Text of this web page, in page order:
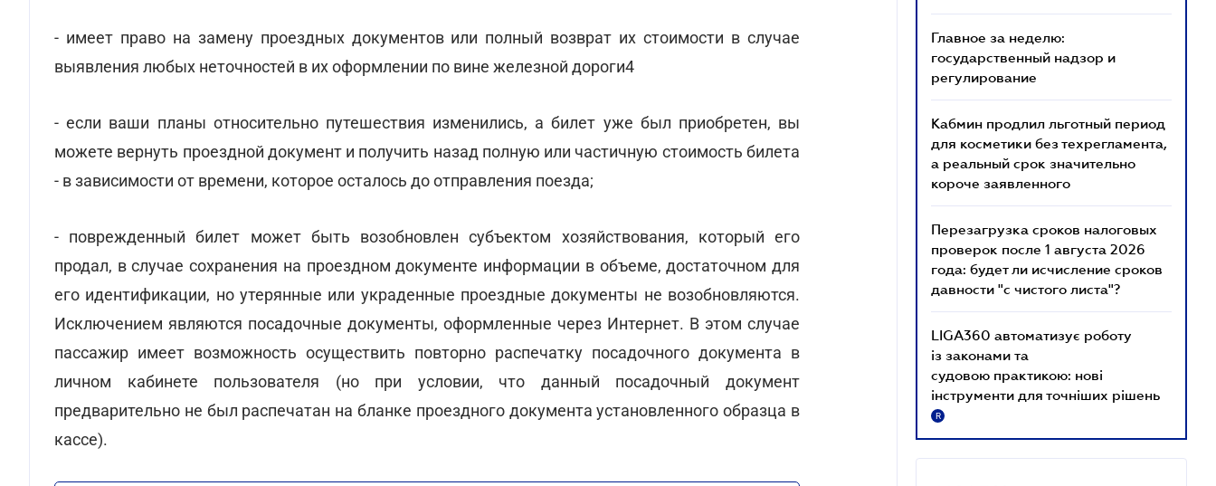
- имеет право на замену проездных документов или полный возврат их стоимости в случае
выявления любых неточностей в их оформлении по вине железной дороги4
- если ваши планы относительно путешествия изменились, а билет уже был приобретен, вы
можете вернуть проездной документ и получить назад полную или частичную стоимость билета
- в зависимости от времени, которое осталось до отправления поезда;
- поврежденный билет может быть возобновлен субъектом хозяйствования, который его
продал, в случае сохранения на проездном документе информации в объеме, достаточном для
его идентификации, но утерянные или украденные проездные документы не возобновляются.
Исключением являются посадочные документы, оформленные через Интернет. В этом случае
пассажир имеет возможность осуществить повторно распечатку посадочного документа в
личном кабинете пользователя (но при условии, что данный посадочный документ
предварительно не был распечатан на бланке проездного документа установленного образца в
кассе).
Главное за неделю:
государственный надзор и
регулирование
Кабмин продлил льготный период
для косметики без техрегламента,
а реальный срок значительно
короче заявленного
Перезагрузка сроков налоговых
проверок после 1 августа 2026
года: будет ли исчисление сроков
давности "с чистого листа"?
LIGA360 автоматизує роботу
із законами та
судовою практикою: нові
інструменти для точніших рішень
R